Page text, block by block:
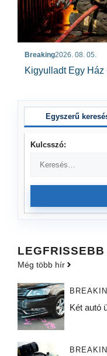
Breaking2026. 08. 05.
Kigyulladt Egy
Egyszerű
Kulcsszó:
LEGFRISSEBB
Még több hír
Két autó